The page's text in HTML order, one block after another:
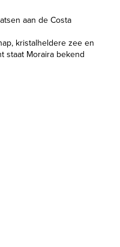
aan de Costa
kristalheldere zee en
staat Moraira bekend